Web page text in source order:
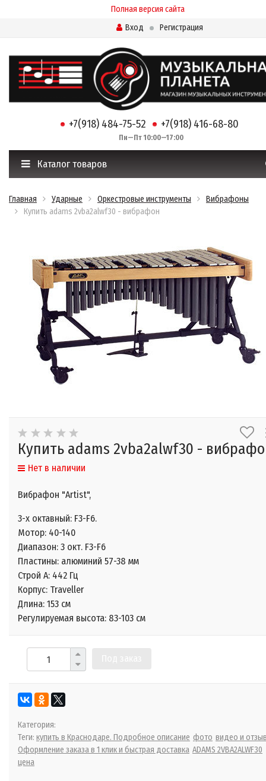
Полная версия сайта
Вход
Регистрация
+7(918) 484-75-52 +7(918) 416-68-80
Пн—Пт 10:00—17:00
Каталог товаров
Главная Ударные Оркестровые инструменты
Вибрафоны
Купить adams 2vba2alwf30 - вибрафон
Купить adams 2vba2alwf30 -
Нет в наличии
Вибрафон "Artist",
3-х октавный: F3-F6.
Мотор: 40-140
Диапазон: 3 окт. F3-F6
Пластины: алюминий 57-38 мм
Строй А: 442 Гц
Корпус: Traveller
Длина: 153 см
Регулируемая высота: 83-103 см
Категория:
Теги: купить в Краснодаре. Подробное описание фото видео и
Оформление заказа в 1 клик и быстрая доставка ADAMS 2VBA2ALWF30
цена